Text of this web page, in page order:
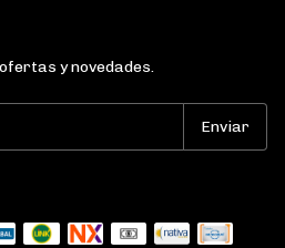
y novedades.